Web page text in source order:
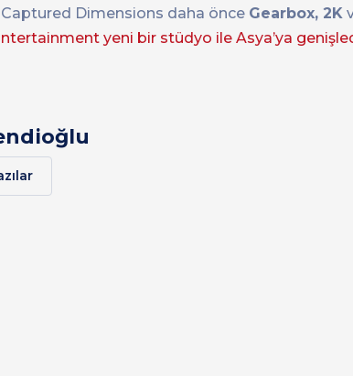
Captured Dimensions daha önce Gearbox, 2K
yeni bir stüdyo ile Asya’ya